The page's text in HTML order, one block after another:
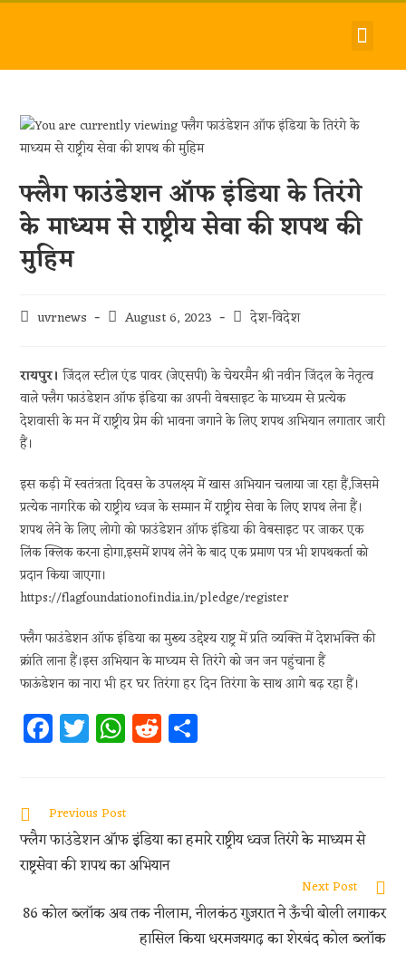
फ्लैग फाउंडेशन ऑफ इंडिया के तिरंगे
के माध्यम से राष्ट्रीय सेवा की शपथ की
मुहिम
uvrnews August 6, 2023 देश-विदेश
रायपुर। जिंदल स्टील एंड पावर (जेएसपी) के चेयरमैन श्री नवीन जिंदल के नेतृत्व
वाले फ्लैग फाउंडेशन ऑफ इंडिया का अपनी वेबसाइट के माध्यम से प्रत्येक
देशवासी के मन में राष्ट्रीय प्रेम की भावना जगाने के लिए शपथ अभियान लगातार जारी
हैं।
इस कड़ी में स्वतंत्रता दिवस के उपलक्ष्य में खास अभियान चलाया जा रहा हैं,जिसमे
प्रत्येक नागरिक को राष्ट्रीय ध्वज के सम्मान में राष्ट्रीय सेवा के लिए शपथ लेना हैं।
शपथ लेने के लिए लोगो को फाउंडेशन ऑफ इंडिया की वेबसाइट पर जाकर एक
लिंक क्लिक करना होगा,इसमें शपथ लेने के बाद एक प्रमाण पत्र भी शपथकर्ता को
प्रदान किया जाएगा।
https://flagfoundationofindia.in/pledge/register
फ्लैग फाउंडेशन ऑफ इंडिया का मुख्य उद्देश्य राष्ट्र में प्रति व्यक्ति में देशभक्ति की
क्रांति लाना हैं।इस अभियान के माध्यम से तिरंगे को जन जन पहुंचाना हैं
फाऊंडेशन का नारा भी हर घर तिरंगा हर दिन तिरंगा के साथ आगे बढ़ रहा हैं।
Fa
ce
oo
k
T
w
er
W
h
s
A
p
p
R
e
t
Previous Post
फ्लैग फाउंडेशन ऑफ इंडिया का हमारे राष्ट्रीय ध्वज तिरंगे के माध्यम से
राष्ट्रसेवा की शपथ का अभियान
Next Post
86 कोल ब्लॉक अब तक नीलाम, नीलकंठ गुजरात ने ऊँची बोली लगाकर
हासिल किया धरमजयगढ़ का शेरबंद कोल ब्लॉक